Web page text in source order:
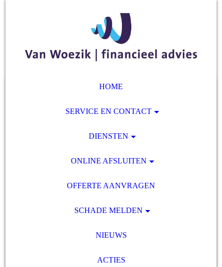
HOME
SERVICE EN CONTACT
DIENSTEN
ONLINE AFSLUITEN
OFFERTE AANVRAGEN
SCHADE MELDEN
NIEUWS
ACTIES